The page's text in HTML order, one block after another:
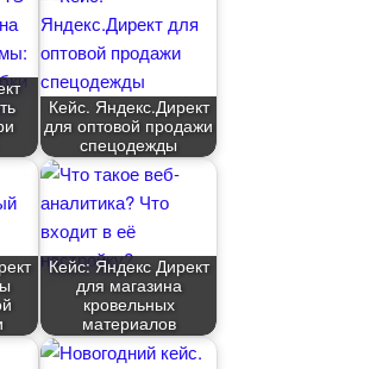
Кейс. Яндекс.Директ
для оптовой продажи
спецодежды
Кейс: Яндекс Директ
для магазина
кровельных
материало